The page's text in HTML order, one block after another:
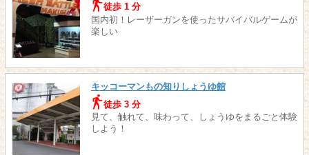
徒歩 1 分
国内初！レーザーガンを使ったサバイバルゲームが
楽しい
キッコーマンもの知りしょうゆ館
徒歩 3 分
見て、触れて、味わって、しょうゆをまるごと体験
しよう！